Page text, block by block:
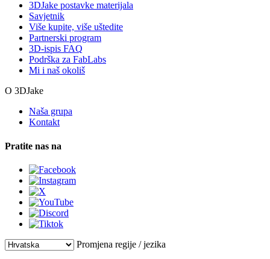
3DJake postavke materijala
Savjetnik
Više kupite, više uštedite
Partnerski program
3D-ispis FAQ
Podrška za FabLabs
Mi i naš okoliš
O 3DJake
Naša grupa
Kontakt
Pratite nas na
Promjena regije / jezika